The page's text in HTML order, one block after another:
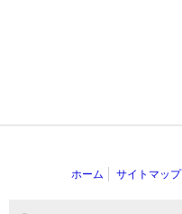
ホーム サイトマップ